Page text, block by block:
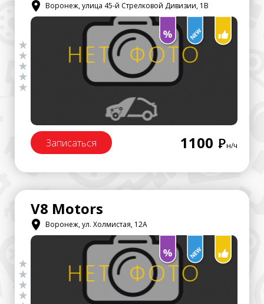
Воронеж, улица 45-й Стрелковой Дивизии, 1В
Записаться 1100 Рн/ч
V8 Motors
Воронеж, ул. Холмистая, 12А